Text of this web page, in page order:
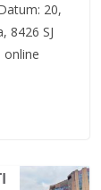
20,
8426 SJ
online